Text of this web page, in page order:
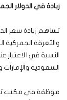
زيادة في الدولار
تساهم زيادة سعر
النسبة في
السعودية والإمارات
موظفة في مكتب